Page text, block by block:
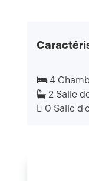
4
2 Salle
0 Salle